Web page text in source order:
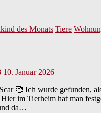
des Monats Tiere
10. Januar 2026
🥰 Ich wurde gefunden,
im Tierheim hat man
da…